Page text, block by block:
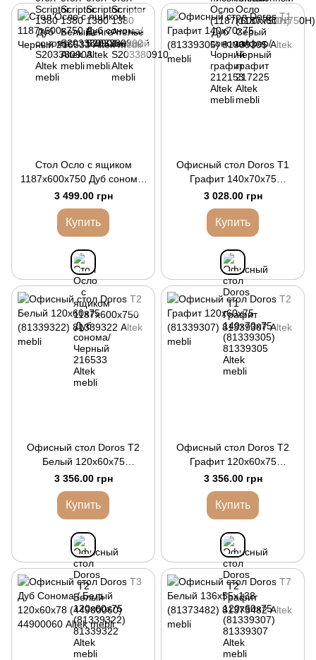
Стол Осло с ящиком
1187х600х750 Дуб сонома/
Черный
3 499.00 грн
Купить
Офисный стол Doros Т1
Графит 140х70х75
(81339305)
3 028.00 грн
Купить
Офисный стол Doros Т2
Белый 120х60х75
(81339322)
3 356.00 грн
Купить
Офисный стол Doros Т2
Графит 120х60х75
(81339307)
3 356.00 грн
Купить